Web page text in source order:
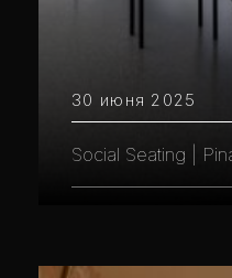
30 июня 2025
Social Seating |